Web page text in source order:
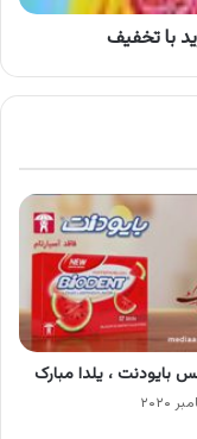
با تخفیف
بایودنت ، یلدا مبارک